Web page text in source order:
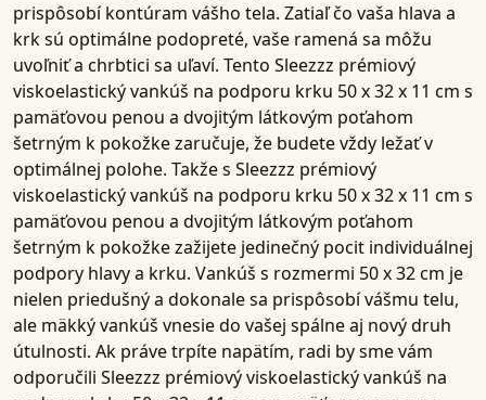
prispôsobí kontúram vášho tela. Zatiaľ čo vaša hlava a
krk sú optimálne podopreté, vaše ramená sa môžu
uvoľniť a chrbtici sa uľaví. Tento Sleezzz prémiový
viskoelastický vankúš na podporu krku 50 x 32 x 11 cm s
pamäťovou penou a dvojitým látkovým poťahom
šetrným k pokožkezaručuje, že budete vždy ležať v
optimálnej polohe. Takžes Sleezzz prémiový
viskoelastický vankúš na podporu krku 50 x 32 x 11 cm s
pamäťovou penou a dvojitým látkovým poťahom
šetrným k pokožkezažijete jedinečný pocit individuálnej
podpory hlavy a krku. Vankúš s rozmermi 50 x 32 cm je
nielen priedušný a dokonale sa prispôsobí vášmu telu,
ale mäkký vankúš vnesie do vašej spálne aj nový druh
útulnosti. Ak práve trpíte napätím, radi by sme vám
odporučili Sleezzz prémiový viskoelastický vankúš na